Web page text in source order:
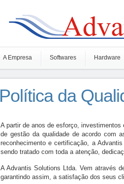
A Empresa Softwares Hardware
Política da
A partir de anos de esforço,
de gestão da qualidade de acordo com
reconhecimento e certificação, a
sendo tratado com toda a atenção,
A Advantis Solutions Ltda. Vem através
garantindo assim, a satisfação dos seus